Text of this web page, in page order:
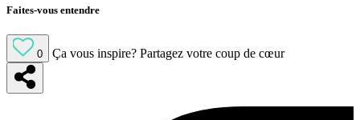
Faites-vous entendre
0 Ça vous inspire? Partagez votre coup de cœur